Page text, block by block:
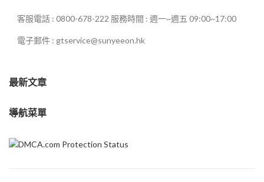
客服電話 : 0800-678-222 服務時間 : 週一~週五 09:00~17:00
電子郵件 : gtservice@sunyeeon.hk
最新文章
導航菜單